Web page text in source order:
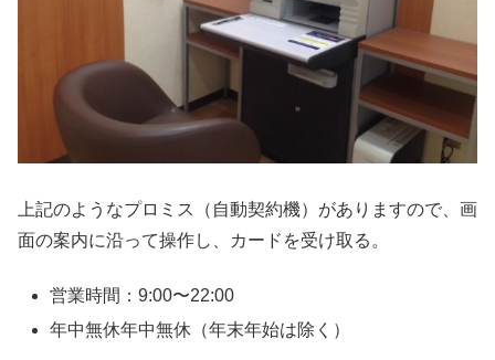
上記のようなプロミス（自動契約機）がありますので、画
面の案内に沿って操作し、カードを受け取る。
営業時間：9:00〜22:00
年中無休年中無休（年末年始は除く）